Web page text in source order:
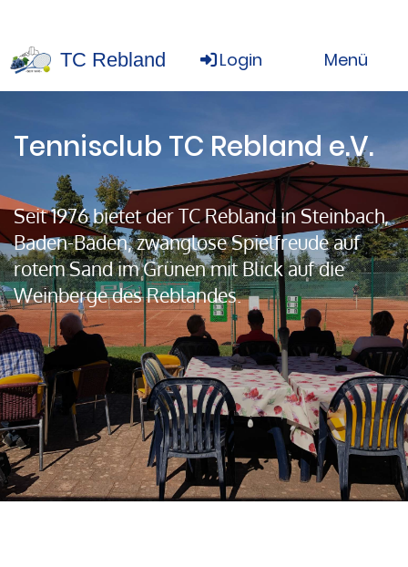
Menü
Login
TC Rebland
Tennisclub TC Rebland e.V.
Seit 1976 bietet der TC Rebland in Steinbach,
Baden-Baden, zwanglose Spielfreude auf
rotem Sand im Grünen mit Blick auf die
Weinberge des Reblandes.